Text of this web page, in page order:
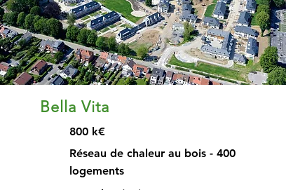
Bella Vita
800 k€
Réseau de chaleur au bois - 400
logements